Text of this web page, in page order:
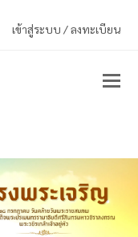
เข้าสู่ระบบ / ลงทะเบียน